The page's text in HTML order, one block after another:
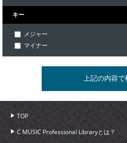
キー
メジャー
マイナー
TOP
C MUSIC Professional Libraryとは？